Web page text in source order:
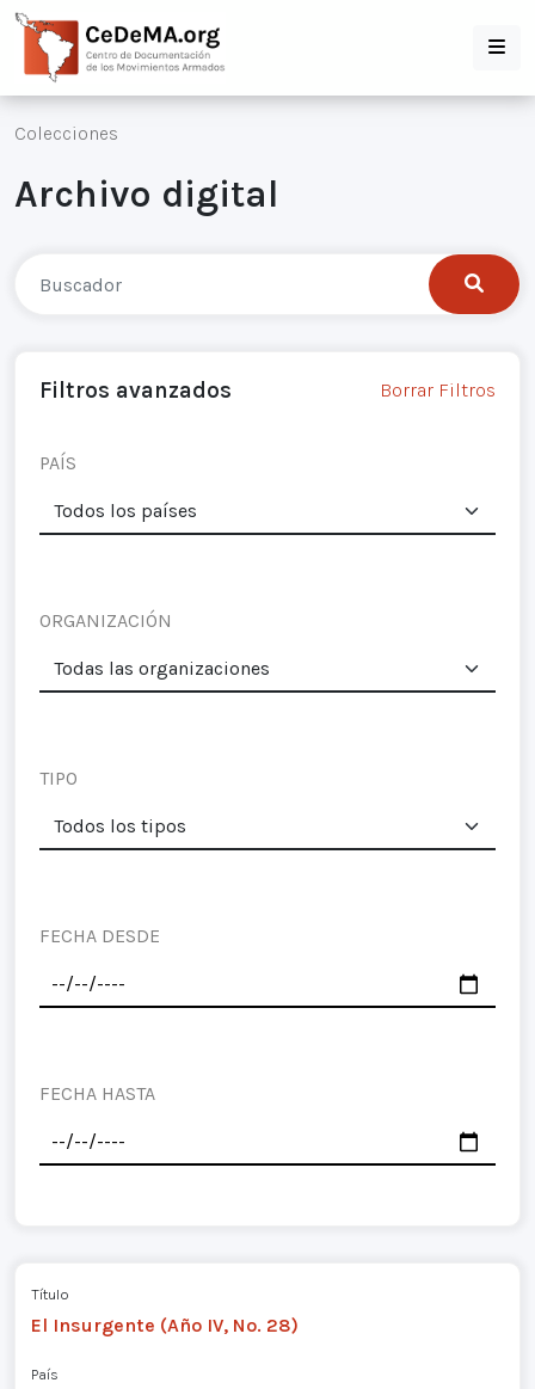
Colecciones
Archivo digital
Filtros avanzados Borrar Filtros
PAÍS
ORGANIZACIÓN
TIPO
FECHA DESDE
FECHA HASTA
Título
El Insurgente (Año IV, No. 28)
País